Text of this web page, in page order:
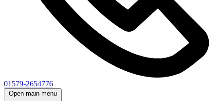
01579-2654776
Open main menu